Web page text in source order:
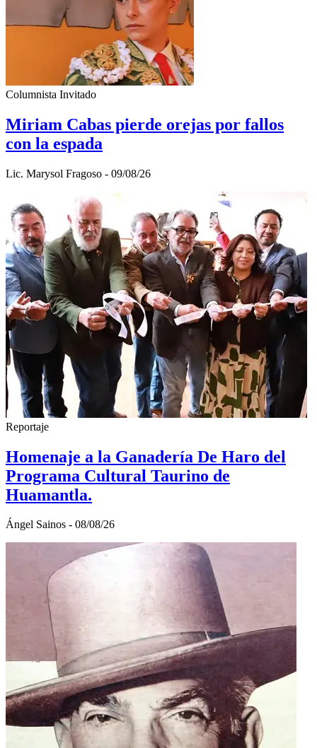
Columnista Invitado
Miriam Cabas pierde orejas por fallos
con la espada
Lic. Marysol Fragoso - 09/08/26
Reportaje
Homenaje a la Ganadería De Haro del
Programa Cultural Taurino de
Huamantla.
Ángel Sainos - 08/08/26